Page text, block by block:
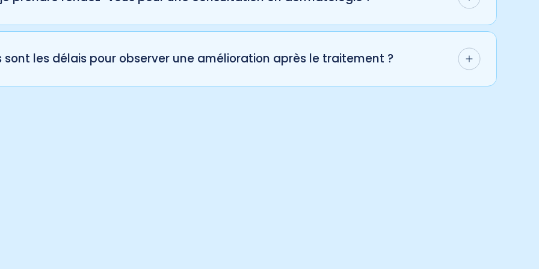
dermatologie étant une spécialité, les consultations se font uniquement sur rendez-vous. Contactez-
514 633-8888
sont les délais pour observer une amélioration après le traitement ?